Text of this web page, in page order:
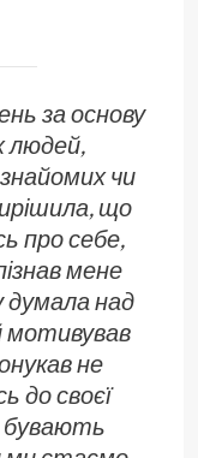
за основу
людей,
чи
що
про себе,
мене
думала над
мотивував
не
до своєї
бувають